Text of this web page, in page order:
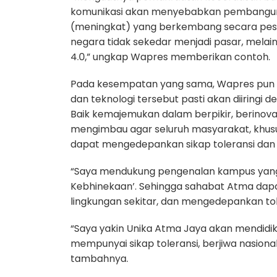
komunikasi akan menyebabkan
(meningkat) yang berkembang secara
negara tidak sekedar menjadi pasar,
4.0,” ungkap Wapres memberikan contoh.
Pada kesempatan yang sama, Wapres
dan teknologi tersebut pasti akan diiringi
Baik kemajemukan dalam berpikir,
mengimbau agar seluruh masyarakat,
dapat mengedepankan sikap toleransi
“Saya mendukung pengenalan kampus
Kebhinekaan’. Sehingga sahabat Atma
lingkungan sekitar, dan mengedepankan
“Saya yakin Unika Atma Jaya akan
mempunyai sikap toleransi, berjiwa
tambahnya.